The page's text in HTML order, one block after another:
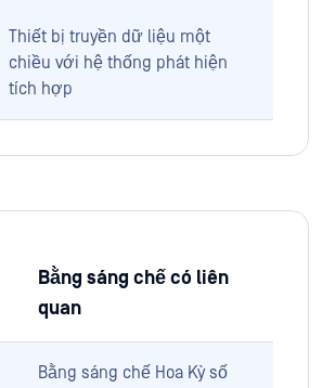
Thiết bị truyền dữ liệu một
chiều với hệ thống phát hiện
tích hợp
Bằng sáng chế có liên
quan
Bằng sáng chế Hoa Kỳ số